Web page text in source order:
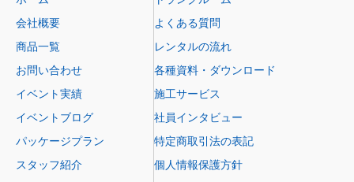
会社概要
商品一覧
お問い合わせ
イベント実績
イベントブログ
パッケージプラン
スタッフ紹介
よくある質問
レンタルの流れ
各種資料・ダウンロード
施工サービス
社員インタビュー
特定商取引法の表記
個人情報保護方針